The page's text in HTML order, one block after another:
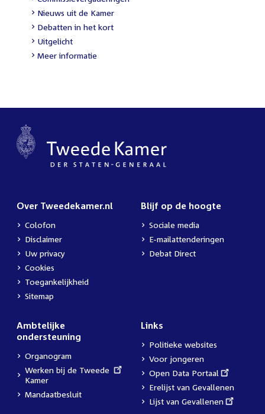
link:
External
link:
Nieuws uit de Kamer
External
link:
Debatten in het kort
External
link:
Uitgelicht
Meer informatie
Over Tweedekamer.nl
Colofon
Disclaimer
Uw privacy
Cookies
Toegankelijkheid
Sitemap
Blijf op de hoogte
Sociale media
E-mailattenderingen
Debat Direct
Ambtelijke
ondersteuning
Organogram
External
link:
Werken bij de Tweede
Kamer
Mandaatbesluit
Links
Politieke websites
Voor jongeren
External
link:
Open Data Portaal
Erelijst van Gevallenen
External
Lijst van Gevallenen